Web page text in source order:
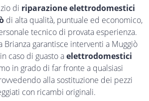
di riparazione elettrodomestici
di alta qualità, puntuale ed economico,
tecnico di provata esperienza.
Brianza garantisce interventi a Muggiò
caso di guasto aelettrodomestici
in grado di far fronte a qualsiasi
alla sostituzione dei pezzi
con ricambi originali.